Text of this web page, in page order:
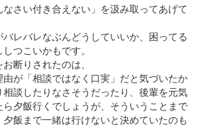
さい付き合えない」を汲み取ってあげて
レバレなぶんどうしていいか、困ってる
つこいかもです。
断りされたのは、
が「相談ではなく口実」だと気づいたか
相談したりなさそうだったり、後輩を元気
夕飯行くでしょうが、そういうことまで
飯まで一緒は行けないと決めていたのも